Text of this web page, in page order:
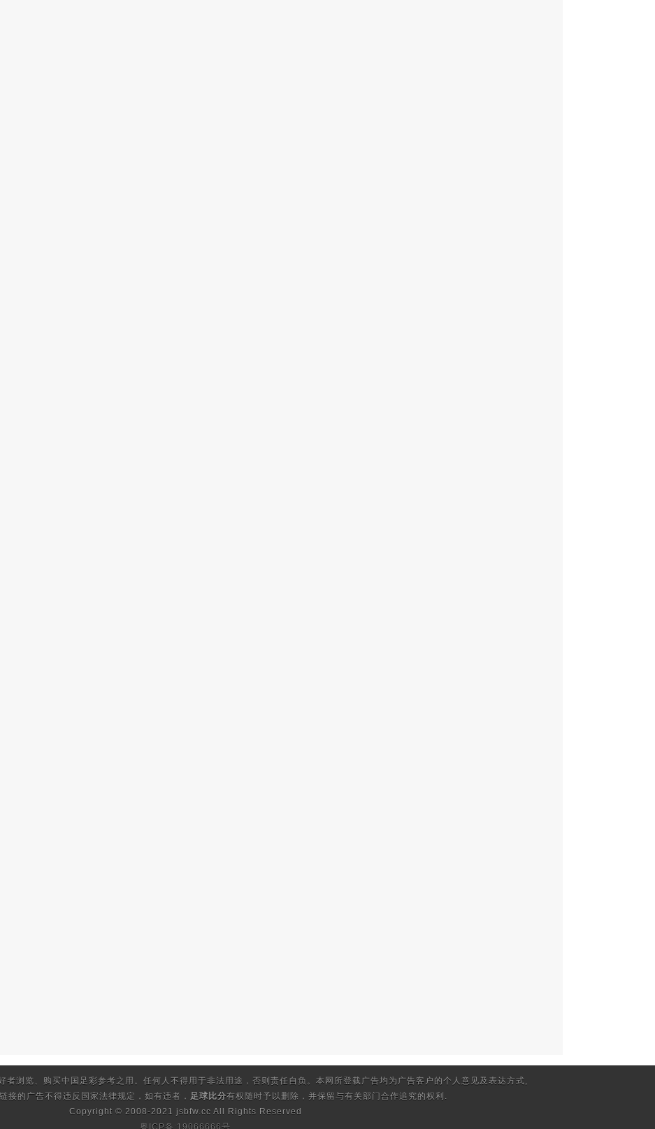
者浏览、购买中国足彩参考之用。任何人不得用于非法用途，否则责任自负。本网所登载广告均为广告客户的个人意见及表达方式,
接的广告不得违反国家法律规定，如有违者， 足球比分有权随时予以删除，并保留与有关部门合作追究的权利.
Copyright © 2008-2021 jsbfw.cc All Rights Reserved
粤ICP备:19066666号